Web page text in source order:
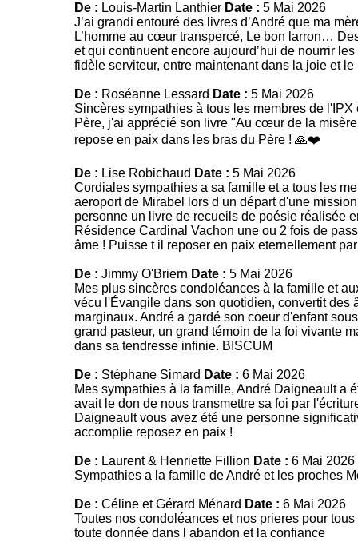
De : Louis-Martin Lanthier Date : 5 Mai 2026
J’ai grandi entouré des livres d’André que ma
L’homme au cœur transpercé, Le bon larron…
et qui continuent encore aujourd’hui de nourrir
fidèle serviteur, entre maintenant dans la joie et
De : Roséanne Lessard Date : 5 Mai 2026
Sincères sympathies à tous les membres de
Père, j'ai apprécié son livre "Au cœur de la
repose en paix dans les bras du Père ! 🙏❤️
De : Lise Robichaud Date : 5 Mai 2026
Cordiales sympathies a sa famille et a tous les
aeroport de Mirabel lors d un départ d'une
personne un livre de recueils de poésie réalisée
Résidence Cardinal Vachon une ou 2 fois de
âme ! Puisse t il reposer en paix eternellement
De : Jimmy O'Briern Date : 5 Mai 2026
Mes plus sincères condoléances à la famille et
vécu l'Évangile dans son quotidien, convertit des
marginaux. André a gardé son coeur d'enfant
grand pasteur, un grand témoin de la foi vivante
dans sa tendresse infinie. BISCUM
De : Stéphane Simard Date : 6 Mai 2026
Mes sympathies à la famille, André Daigneault a
avait le don de nous transmettre sa foi par
Daigneault vous avez été une personne
accomplie reposez en paix !
De : Laurent & Henriette Fillion Date : 6 Mai 2026
Sympathies a la famille de André et les proches
De : Céline et Gérard Ménard Date : 6 Mai 2026
Toutes nos condoléances et nos prieres pour
toute donnée dans l abandon et la confiance